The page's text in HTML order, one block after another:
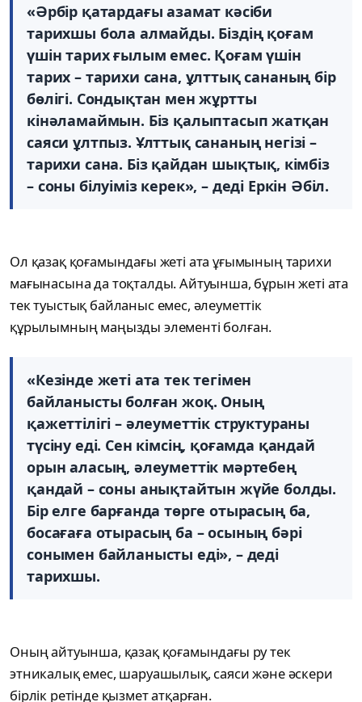
«Әрбір қатардағы азамат кәсіби
тарихшы бола алмайды. Біздің қоғам
үшін тарих ғылым емес. Қоғам үшін
тарих – тарихи сана, ұлттық сананың бір
бөлігі. Сондықтан мен жұртты
кінәламаймын. Біз қалыптасып жатқан
саяси ұлтпыз. Ұлттық сананың негізі –
тарихи сана. Біз қайдан шықтық, кімбіз
– соны білуіміз керек», – деді Еркін Әбіл.
Ол қазақ қоғамындағы жеті ата ұғымының тарихи
мағынасына да тоқталды. Айтуынша, бұрын жеті ата
тек туыстық байланыс емес, әлеуметтік
құрылымның маңызды элементі болған.
«Кезінде жеті ата тек тегімен
байланысты болған жоқ. Оның
қажеттілігі – әлеуметтік структураны
түсіну еді. Сен кімсің, қоғамда қандай
орын аласың, әлеуметтік мәртебең
қандай – соны анықтайтын жүйе болды.
Бір елге барғанда төрге отырасың ба,
босағаға отырасың ба – осының бәрі
сонымен байланысты еді», – деді
тарихшы.
Оның айтуынша, қазақ қоғамындағы ру тек
этникалық емес, шаруашылық, саяси және әскери
бірлік ретінде қызмет атқарған.